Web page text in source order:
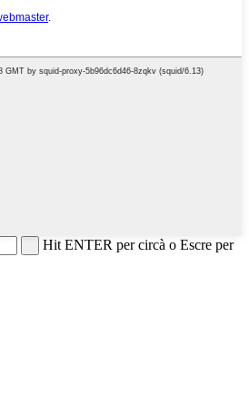
Hit ENTER per circà o Escre per